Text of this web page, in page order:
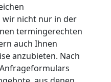
wir nicht nur in der
termingerechten
auch Ihnen
anzubieten. Nach